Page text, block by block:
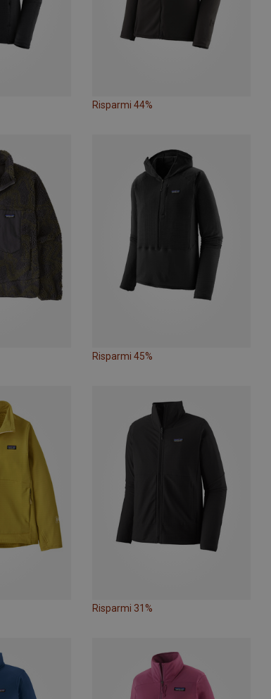
Risparmi 44%
Risparmi 45%
Risparmi 31%